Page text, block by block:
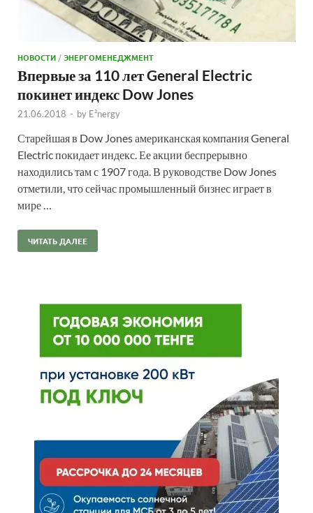
НОВОСТИ /ЭНЕРГОМЕНЕДЖМЕНТ
Впервые за 110 лет General Electric
покинет индекс Dow Jones
21.06.2018 - by E²nergy
Старейшая в Dow Jones американская компания General
Electric покидает индекс. Ее акции беспрерывно
находились там с 1907 года. В руководстве Dow Jones
отметили, что сейчас промышленный бизнес играет в
мире …
ЧИТАТЬ ДАЛЕЕ